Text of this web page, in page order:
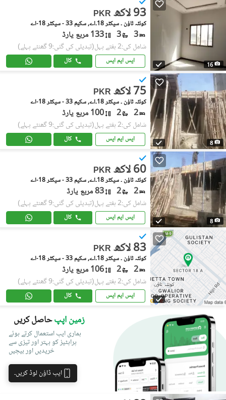
16
PKR 93 لاکھ
کوئٹہ ٹاؤن ۔ سیکٹر 18۔اے, سکیم 33 - سیکٹر 18-اے
3
3 133 مربع یارڈ
شامل کی:2 ہفتے پہل (تبدیلی کی گئی:9 گھنٹے پہلے)
ایس ایم ایس کال
8
PKR 75 لاکھ
کوئٹہ ٹاؤن ۔ سیکٹر 18۔اے, سکیم 33 - سیکٹر 18-اے
2
2 100 مربع یارڈ
شامل کی:2 ہفتے پہل (تبدیلی کی گئی:9 گھنٹے پہلے)
ایس ایم ایس کال
8
PKR 60 لاکھ
کوئٹہ ٹاؤن ۔ سیکٹر 18۔اے, سکیم 33 - سیکٹر 18-اے
2
2 83 مربع یارڈ
شامل کی:2 ہفتے پہل (تبدیلی کی گئی:9 گھنٹے پہلے)
ایس ایم ایس کال
PKR 83 لاکھ
کوئٹہ ٹاؤن ۔ سیکٹر 18۔اے, سکیم 33 - سیکٹر 18-اے
2
2 106 مربع یارڈ
شامل کی:2 ہفتے پہل (تبدیلی کی گئی:9 گھنٹے پہلے)
ایس ایم ایس کال
زمین اپپحاصل کریں
ہماری ایپ استعمال کرتے ہوئے
پراپٹیز کو بہتر اور تیزی سے
خریدیں اور بیچیں
ایپ ڈاؤن لوڈ کریں۔